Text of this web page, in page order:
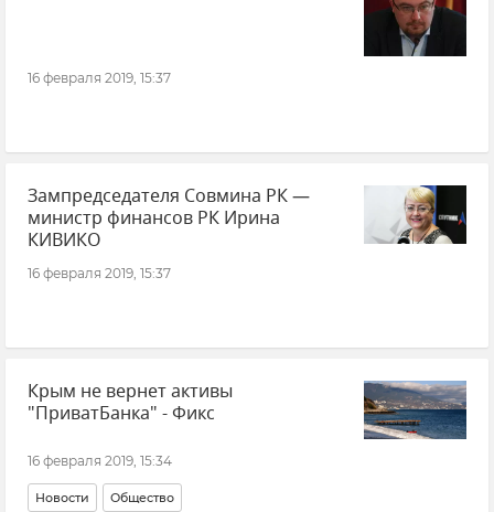
16 февраля 2019, 15:37
Зампредседателя Совмина РК —
министр финансов РК Ирина
КИВИКО
16 февраля 2019, 15:37
Крым не вернет активы
"ПриватБанка" - Фикс
16 февраля 2019, 15:34
Новости Общество